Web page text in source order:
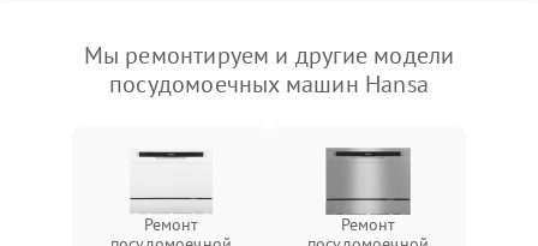
Мы ремонтируем и другие модели
посудомоечных машин Hansa
Ремонт
Ремонт